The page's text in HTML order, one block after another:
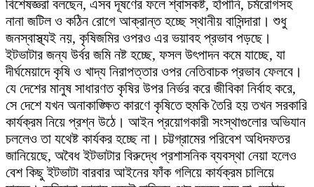
বিশেষজ্ঞরা বলছেন, এসব দূষণের ফলে শ্বাসকষ্ট, হাঁপানি, চর্মরোগসহ
নানা জটিল ও কঠিন রোগে আক্রান্ত হচ্ছে স্থানীয় বাসিন্দারা। শুধু
জনস্বাস্থ্যই নয়, কৃষিজমির ওপরও এর ভয়াবহ প্রভাব পড়ছে।
ইটভাটার জন্য উর্বর জমি নষ্ট হচ্ছে, ফসল উৎপাদন কমে যাচ্ছে, যা
দীর্ঘমেয়াদে কৃষি ও খাদ্য নিরাপত্তার ওপর নেতিবাচক প্রভাব ফেলবে।
যে দেশের মানুষ সাধারণত কৃষির উপর নির্ভর করে জীবিকা নির্বাহ করে,
সে দেশে যখন অনাকাঙ্ক্ষিত কারণে কৃষিতে হুমকি তৈরি হয় তখন সরকারি
কার্যক্রম নিয়ে প্রশ্ন উঠে। আইন প্রয়োগকারী সংস্থাগুলোর অভিযান
চললেও তা যথেষ্ট কার্যকর হচ্ছে না। চট্টগ্রামের পরিবেশ অধিদফতর
জানিয়েছে, অবৈধ ইটভাটার বিরুদ্ধে প্রশাসনিক ব্যবস্থা নেয়া হলেও
বেশ কিছু ইটভাটা বারবার আইনের ফাঁক গলিয়ে কার্যক্রম চালিয়ে